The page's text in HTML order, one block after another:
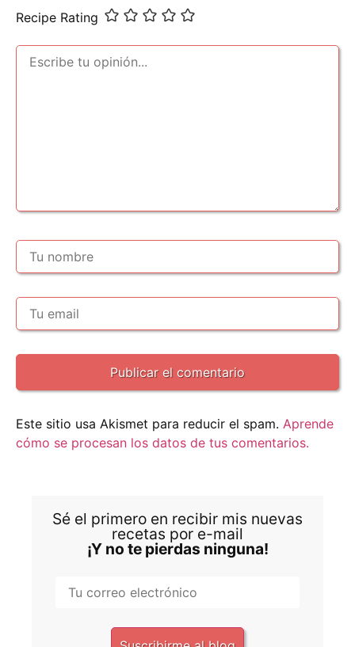
Recipe Rating
Este sitio usa Akismet para reducir el spam. Aprende
cómo se procesan los datos de tus comentarios.
Sé el primero en recibir mis nuevas
recetas por e-mail
¡Y no te pierdas ninguna!